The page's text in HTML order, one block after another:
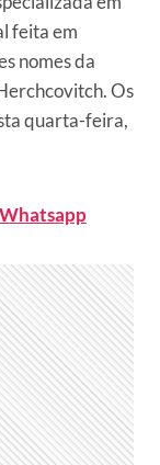
feita em
nomes da
Os
quarta-feira,